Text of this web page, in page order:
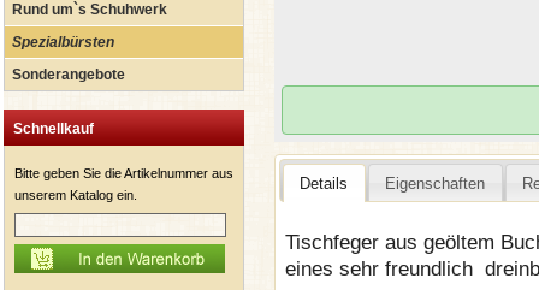
Rund um`s Schuhwerk
Spezialbürsten
Sonderangebote
Schnellkauf
Bitte geben Sie die Artikelnummer aus
unserem Katalog ein.
Details Eigenschaften
Tischfeger aus geöltem
eines sehr freundlich